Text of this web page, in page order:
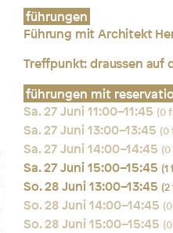
führungen
Führung mit Architekt
Treffpunkt: draussen auf
führungen mit
Sa. 27 Juni 11:00–11:45 (0
Sa. 27 Juni 13:00–13:45 (0
Sa. 27 Juni 14:00–14:45
Sa. 27 Juni 15:00–15:45
So. 28 Juni 13:00–13:45
So. 28 Juni 14:00–14:45
So. 28 Juni 15:00–15:45